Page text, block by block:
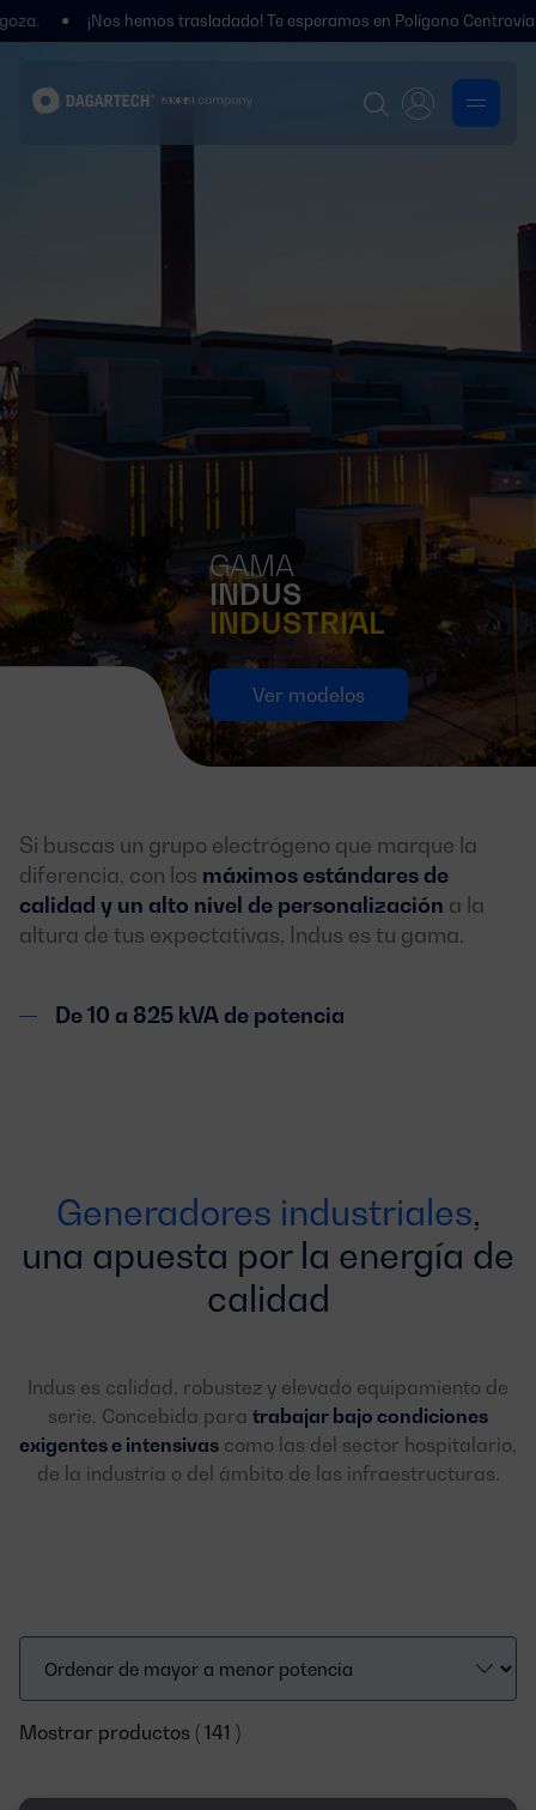
¡Nos hemos trasladado! Te esperamos en Polígono Centrovía, Calle
GAMA
INDUS
INDUSTRIAL
Ver modelos
Si buscas un grupo electrógeno que marque la
diferencia, con los máximos estándares de
calidad y un alto nivel de personalización a la
altura de tus expectativas, Indus es tu gama.
De 10 a 825 kVA de potencia
Generadores industriales,
una apuesta por la energía de
calidad
Indus es calidad, robustez y elevado equipamiento de
serie. Concebida para trabajar bajo condiciones
exigentes e intensivas como las del sector hospitalario,
de la industria o del ámbito de las infraestructuras.
Mostrar productos ( 141 )